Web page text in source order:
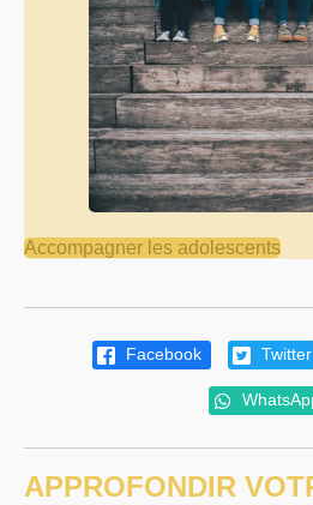
Accompagner les adolescents
Facebook Twitter
APPROFONDIR